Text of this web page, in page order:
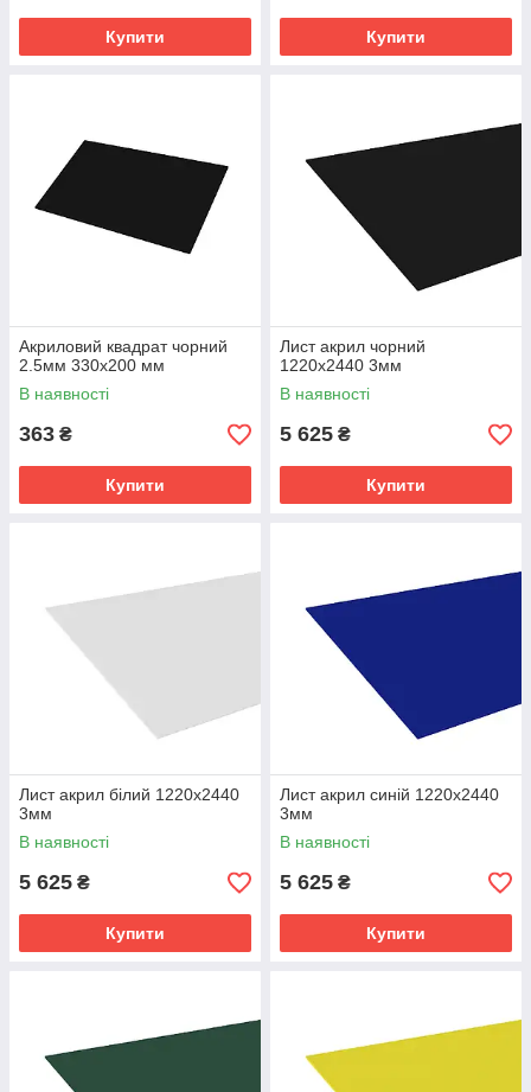
Купити Купити
Акриловий квадрат чорний
2.5мм 330х200 мм
В наявності
363 ₴
Купити
Лист акрил чорний
1220х2440 3мм
В наявності
5 625 ₴
Купити
Лист акрил білий 1220х2440
3мм
В наявності
5 625 ₴
Купити
Лист акрил синій 1220х2440
3мм
В наявності
5 625 ₴
Купити